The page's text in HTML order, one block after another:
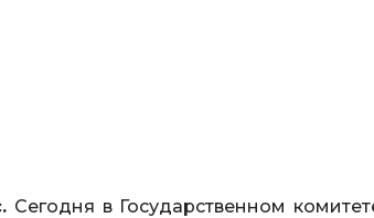
Сегодня в Государственном